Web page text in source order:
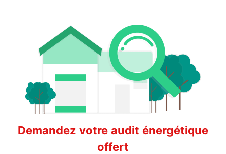
Demandez votre audit énergétique
offert